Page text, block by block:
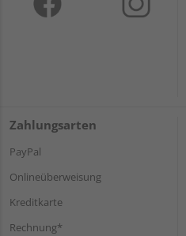
Zahlungsarten
PayPal
Onlineüberweisung
Kreditkarte
Rechnung*